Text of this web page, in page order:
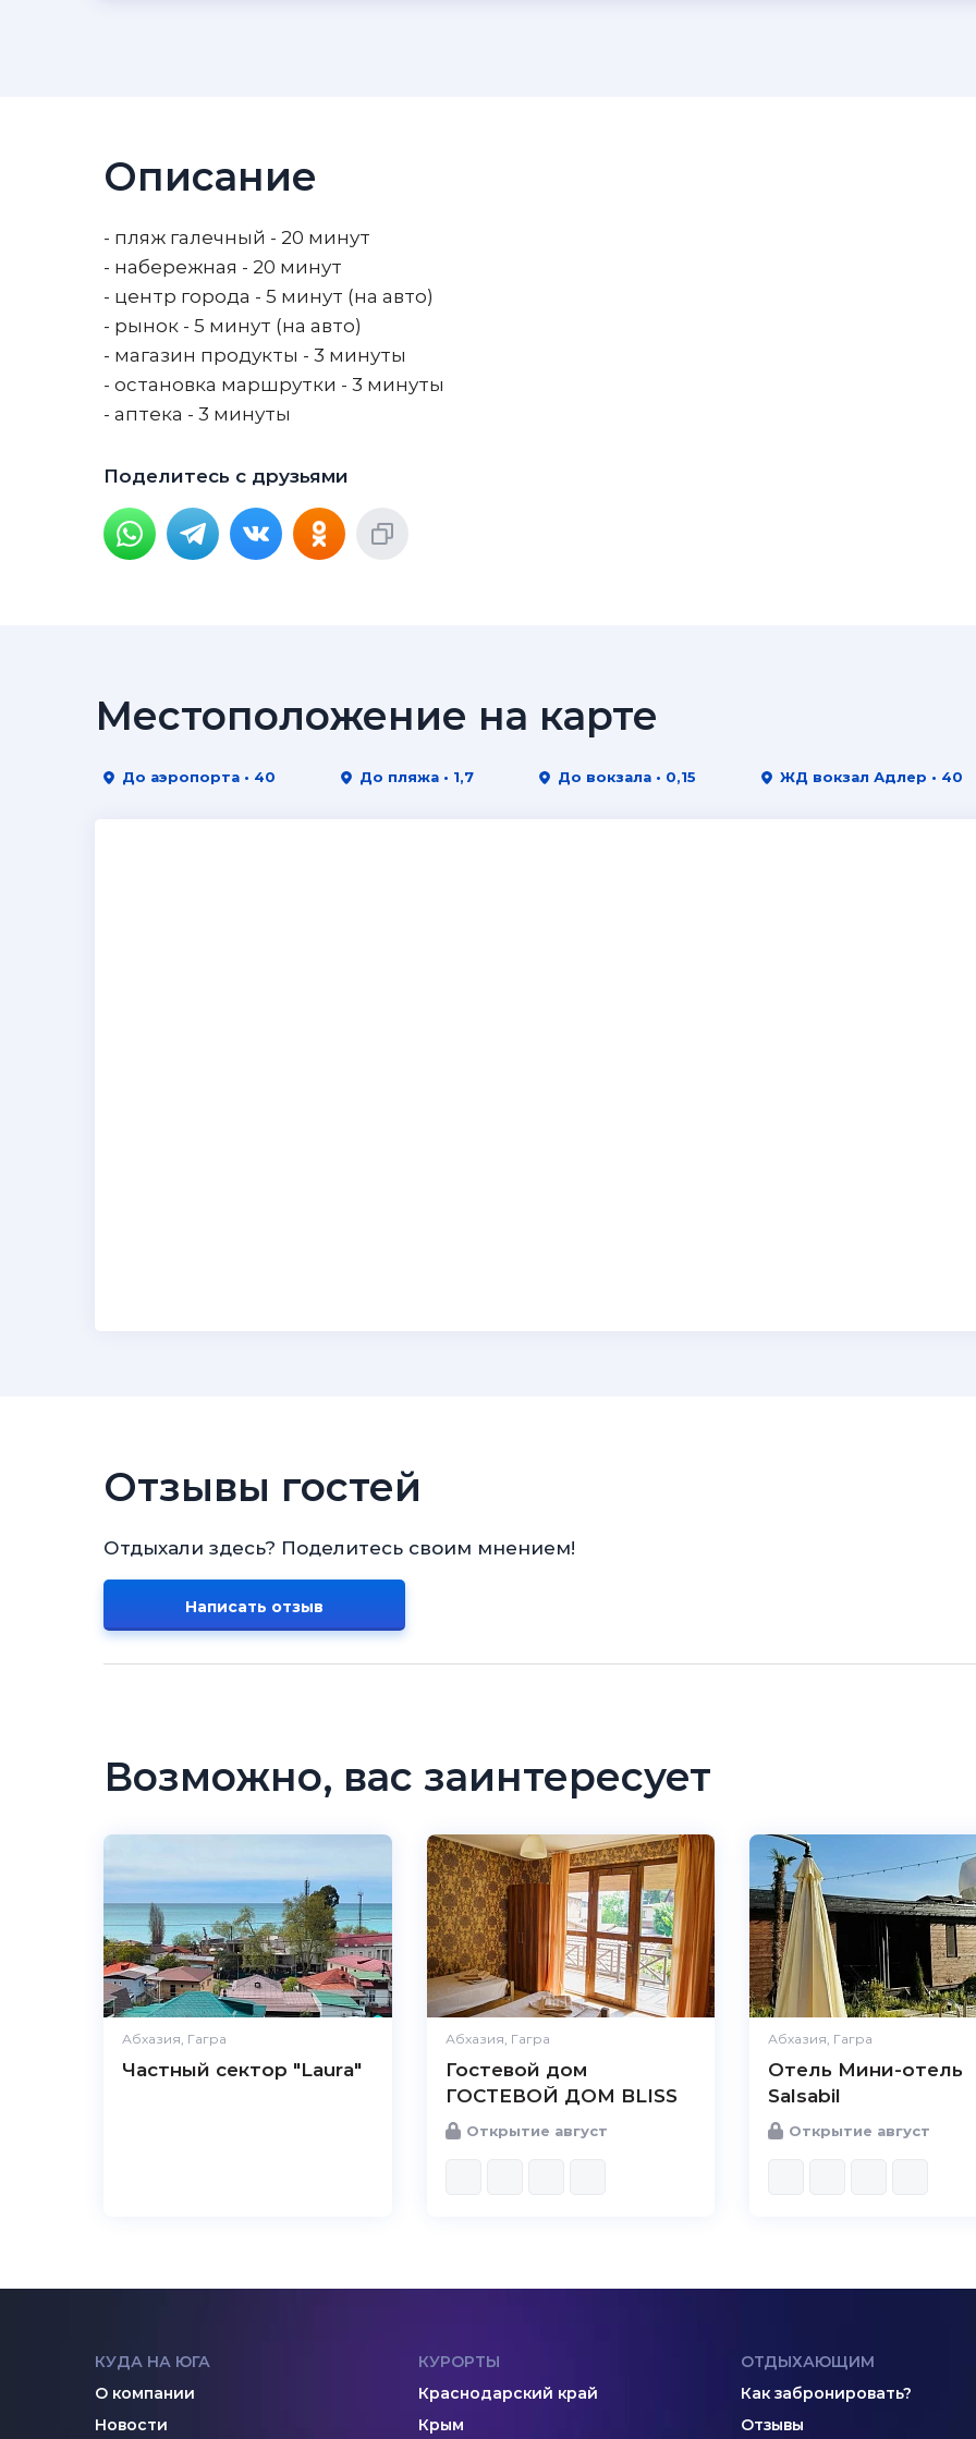
Описание
- пляж галечный - 20 минут
- набережная - 20 минут
- центр города - 5 минут (на авто)
- рынок - 5 минут (на авто)
- магазин продукты - 3 минуты
- остановка маршрутки - 3 минуты
- аптека - 3 минуты
Поделитесь с друзьями
Местоположение на карте
До аэропорта • 40 До пляжа • 1,7 До вокзала • 0,15 ЖД вокзал Адлер • 40
Отзывы гостей
Отдыхали здесь? Поделитесь своим мнением!
Написать отзыв
Возможно, вас заинтересует
Абхазия, Гагра
Частный сектор "Laura"
Абхазия, Гагра
Гостевой дом
ГОСТЕВОЙ ДОМ BLISS
Открытие август
Абхазия, Гагра
Отель Мини-отель
Salsabil
Открытие август
КУДА НА ЮГА
О компании
Новости
КУРОРТЫ
Краснодарский край
Крым
ОТДЫХАЮЩИМ
Как забронировать?
Отзывы